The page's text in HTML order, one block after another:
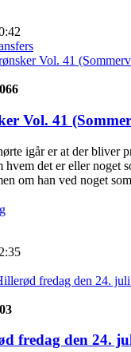
Vol. 41
Vol. 41
igår er at der bliver
hvem det er eller noget
om han ved noget
fredag den 24.
fredag den 24.